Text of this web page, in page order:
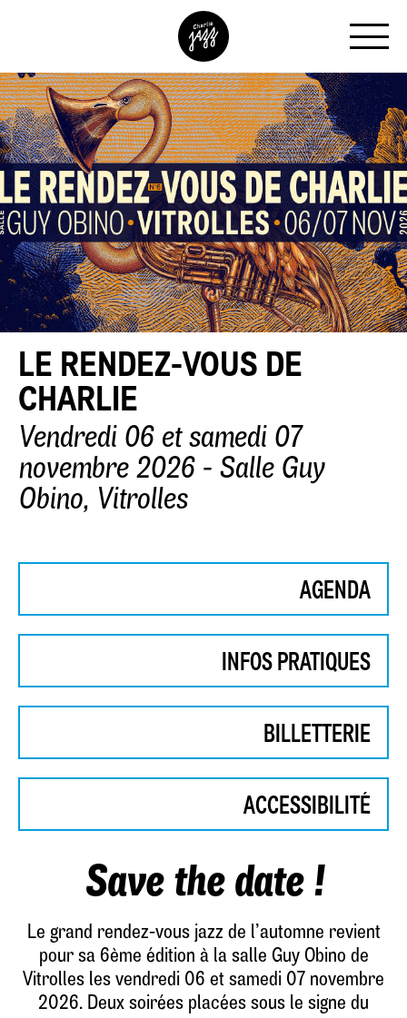
LE RENDEZ-VOUS DE
CHARLIE
Vendredi 06 et samedi 07
novembre 2026 - Salle Guy
Obino, Vitrolles
AGENDA
INFOS PRATIQUES
BILLETTERIE
ACCESSIBILITÉ
Save the date !
Le grand rendez-vous jazz de l’automne revient
pour sa 6ème édition à la salle Guy Obino de
Vitrolles les vendredi 06 et samedi 07 novembre
2026. Deux soirées placées sous le signe du